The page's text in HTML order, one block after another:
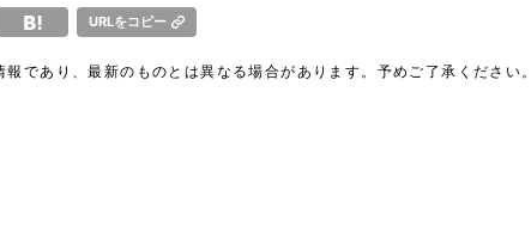
URLをコピー
であり、最新のものとは異なる場合があります。予めご了承ください。